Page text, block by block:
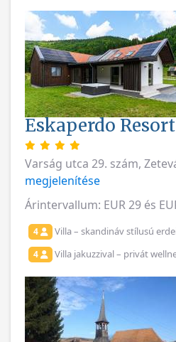
Eskaperdo
Varság utca 29. szám,
megjelenítése
Árintervallum: EUR 29 és
4 Villa – skandináv stílusú
4 Villa jakuzzival – privát